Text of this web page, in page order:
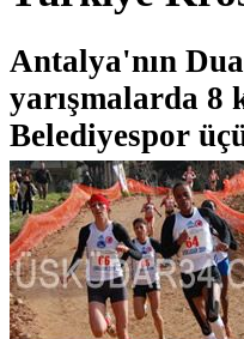
Antalya'nın
yarışmalarda 8
Belediyespor